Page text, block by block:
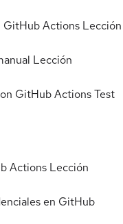
GitHub Actions Lección
Lección
GitHub ActionsTest
Actions Lección
en GitHub